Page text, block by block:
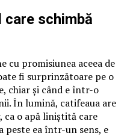
schimbă
cu promisiunea aceea de
fi surprinzătoare pe o
chiar și când e într-o
În lumină, catifeaua are
ca o apă liniștită care
peste ea într-un sens, e